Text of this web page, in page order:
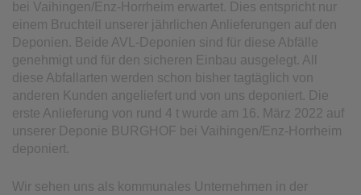
bei Vaihingen/Enz-Horrheim erwartet. Dies entspricht nur
einem Bruchteil unserer jährlichen Anlieferungen auf den
Deponien. Beide AVL-Deponien sind für diese Abfälle
genehmigt und für den sicheren Einbau ausgelegt. All
diese Abfallarten werden schon bisher tagtäglich von
anderen Kunden angeliefert und von uns deponiert. Die
erste Anlieferung von rund 4 t wurde am 16. März 2022 auf
unserer Deponie BURGHOF bei Vaihingen/Enz-Horrheim
deponiert.
Wir sehen uns als kommunales Unternehmen in der